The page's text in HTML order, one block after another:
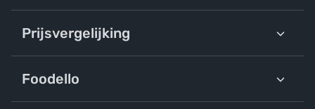
Prijsvergelijking
Foodello